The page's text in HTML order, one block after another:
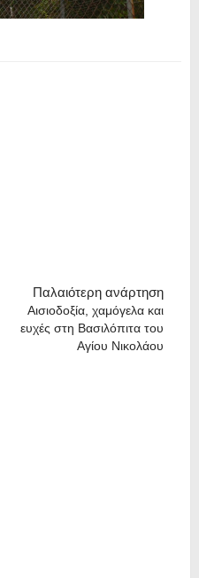
Παλαιότερη ανάρτηση
Αισιοδοξία, χαμόγελα και
ευχές στη Βασιλόπιτα του
Αγίου Νικολάου